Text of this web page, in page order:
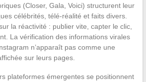
(Closer, Gala, Voici) structurent leur
célébrités, télé-réalité et faits divers.
la réactivité : publier vite, capter le clic,
La vérification des informations virales
n’apparaît pas comme une
sur leurs pages.
plateformes émergentes se positionnent